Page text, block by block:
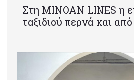
Στη MINOAN LINES η
ταξιδιού περνά και